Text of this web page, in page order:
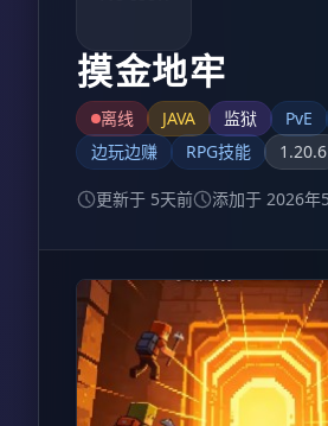
摸金地牢
离线 JAVA 监狱 PvE
边玩边赚
RPG技能 1.20.6
更新于 5天前 添加于 2026年